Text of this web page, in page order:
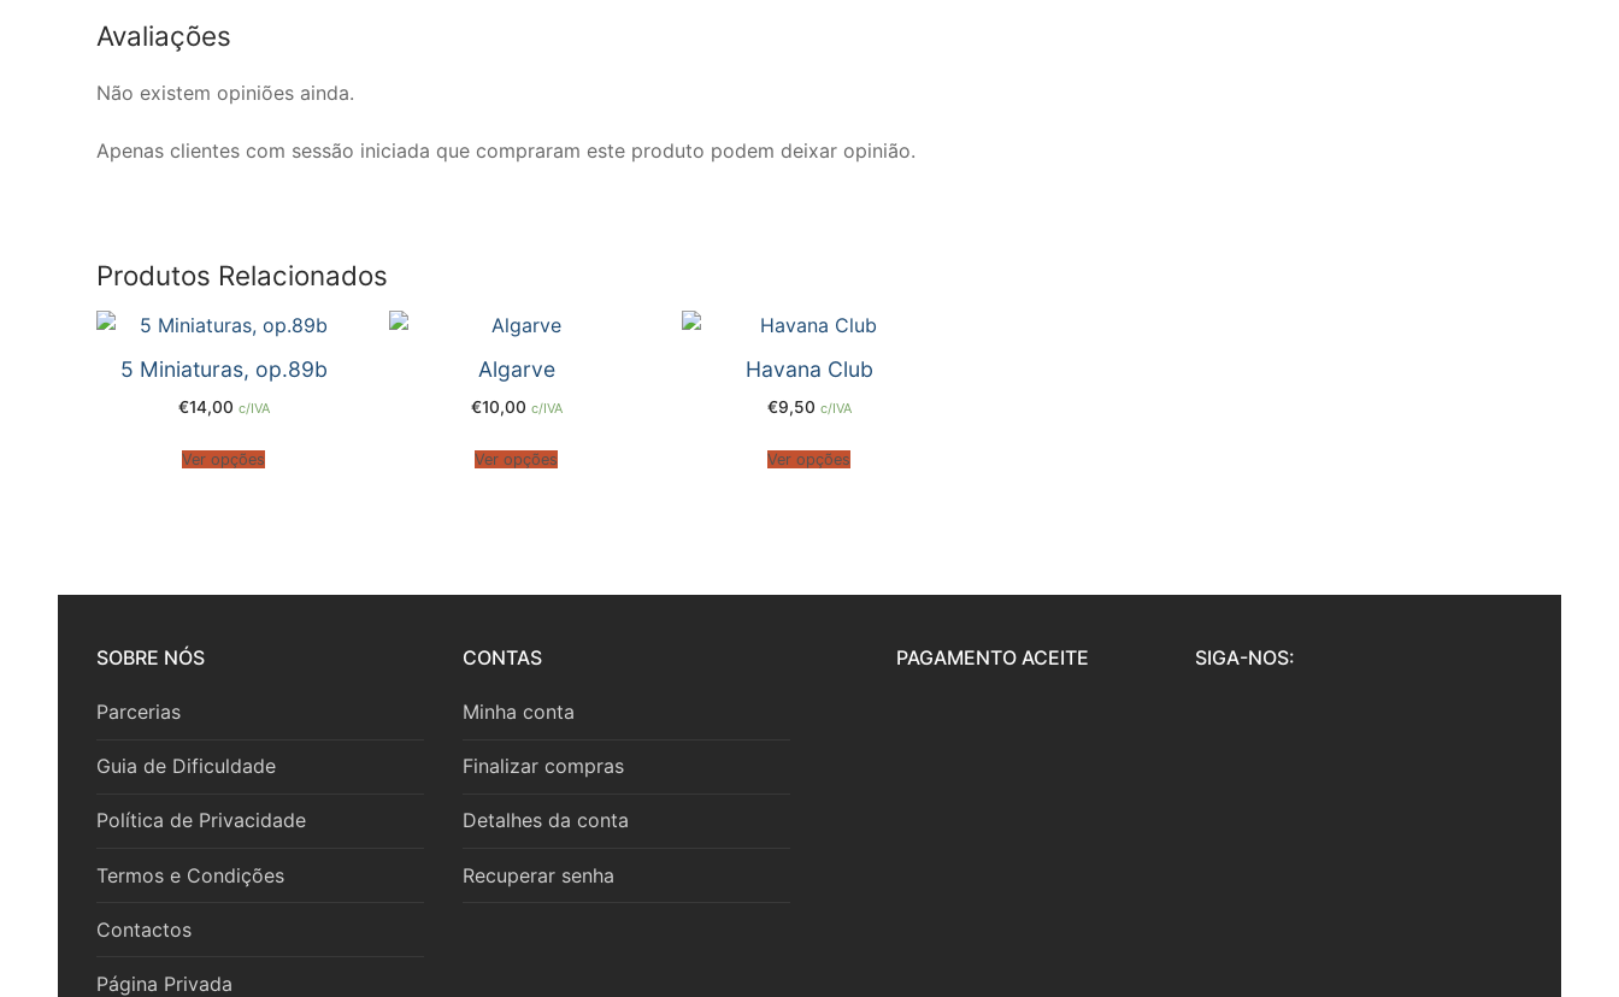
Avaliações
Não existem opiniões ainda.
Apenas clientes com sessão iniciada que compraram este produto podem deixar opinião.
Produtos Relacionados
5 Miniaturas, op.89b
€14,00 c/IVA
Ver opções
Algarve
€10,00 c/IVA
Ver opções
Havana Club
€9,50 c/IVA
Ver opções
SOBRE NÓS
Parcerias
Guia de Dificuldade
Política de Privacidade
Termos e Condições
Contactos
Página Privada
CONTAS
Minha conta
Finalizar compras
Detalhes da conta
Recuperar senha
PAGAMENTO ACEITE SIGA-NOS: